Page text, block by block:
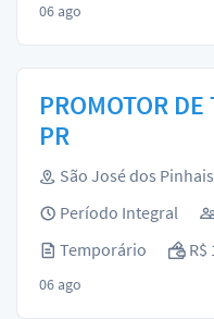
06 ago
PROMOTOR
PR
São José dos
Período Integral
Temporário
R$
06 ago